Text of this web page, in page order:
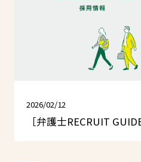
2026/02/12
［弁護士RECRUIT